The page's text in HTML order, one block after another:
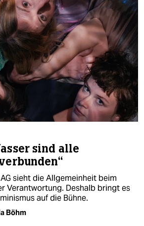
sind alle
sieht die Allgemeinheit beim
Verantwortung. Deshalb bringt es
auf die Bühne.
Böhm